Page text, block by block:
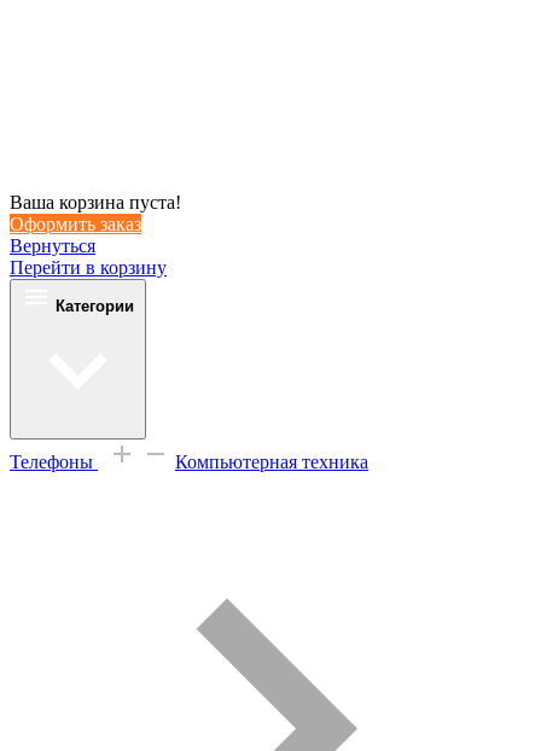
Ваша корзина пуста!
Оформить заказ
Вернуться
Перейти в корзину
Категории
Телефоны Компьютерная техника